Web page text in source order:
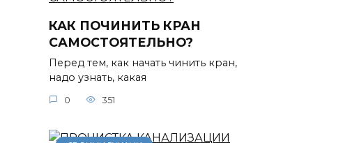
КАК ПОЧИНИТЬ КРАН
САМОСТОЯТЕЛЬНО?
Перед тем, как начать чинить кран,
надо узнать, какая
0 351